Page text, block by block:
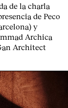
Català
de la charla
de Peco
y
Archica
Architect